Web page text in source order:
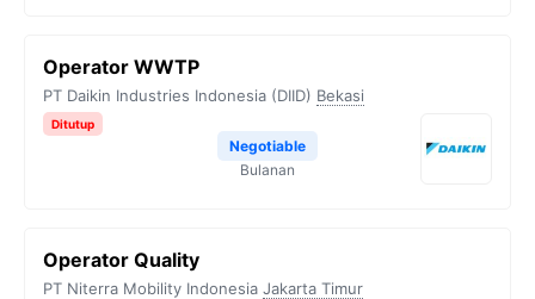
Operator WWTP
PT Daikin Industries Indonesia (DIID) Bekasi
Ditutup
Negotiable
Bulanan
Operator Quality
PT Niterra Mobility Indonesia Jakarta Timur